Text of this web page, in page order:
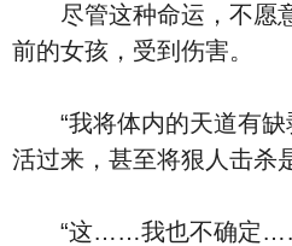
尽管这种命运，不愿
前的女孩，受到伤害。
“我将体内的天道有缺
活过来，甚至将狠人击杀
“这……我也不确定